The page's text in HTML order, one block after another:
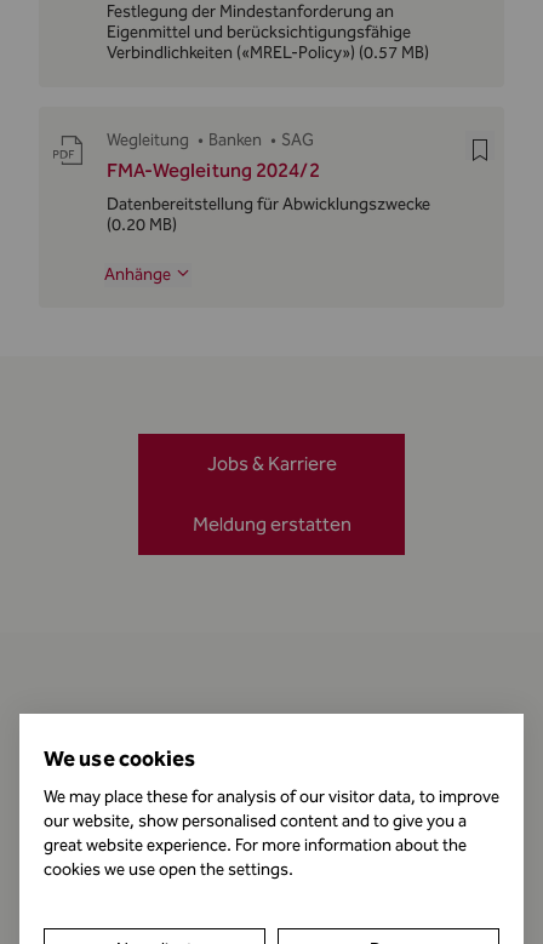
Festlegung der Mindestanforderung an
Eigenmittel und berücksichtigungsfähige
Verbindlichkeiten («MREL-Policy») (0.57 MB)
Wegleitung • Banken • SAG
FMA-Wegleitung 2024/2
Datenbereitstellung für Abwicklungszwecke
(0.20 MB)
Anhänge
Öffnungszeiten
Jobs & Karriere
Meldung erstatten
We use cookies
We may place these for analysis of our visitor data, to improve
our website, show personalised content and to give you a
great website experience. For more information about the
cookies we use open the settings.